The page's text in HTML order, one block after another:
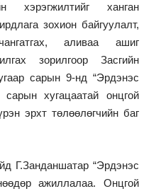
хэрэгжилтийг ханган
зохион байгуулалт,
аливаа ашиг
зорилгоор Засгийн
сарын 9-нд “Эрдэнэс
сарын хугацаатай онцгой
эрхт төлөөлөгчийн баг
Г.Занданшатар “Эрдэнэс
ажиллалаа. Онцгой